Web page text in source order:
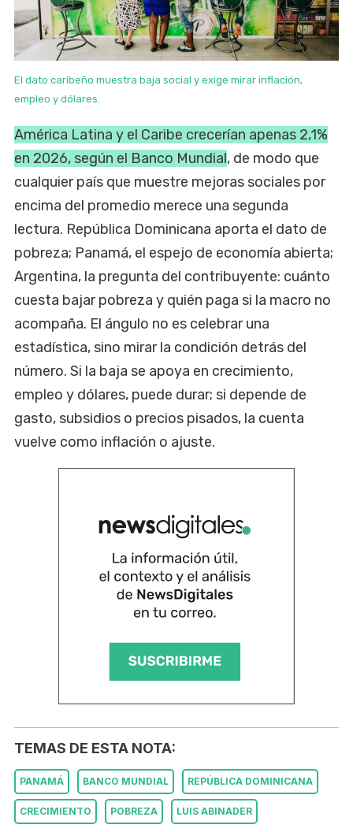
El dato caribeño muestra baja social y exige mirar inflación,
empleo y dólares.
América Latina y el Caribe crecerían apenas 2,1%
en 2026, según el Banco Mundial, de modo que
cualquier país que muestre mejoras sociales por
encima del promedio merece una segunda
lectura. República Dominicana aporta el dato de
pobreza; Panamá, el espejo de economía abierta;
Argentina, la pregunta del contribuyente: cuánto
cuesta bajar pobreza y quién paga si la macro no
acompaña. El ángulo no es celebrar una
estadística, sino mirar la condición detrás del
número. Si la baja se apoya en crecimiento,
empleo y dólares, puede durar; si depende de
gasto, subsidios o precios pisados, la cuenta
vuelve como inflación o ajuste.
TEMAS DE ESTA NOTA:
PANAMÁ BANCO MUNDIAL REPÚBLICA DOMINICANA
CRECIMIENTO POBREZA LUIS ABINADER